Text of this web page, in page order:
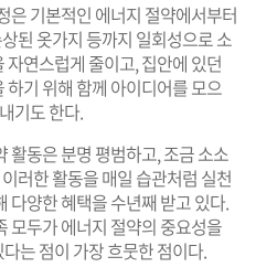
은 기본적인 에너지 절약에서부터
된 옷가지 등까지 일회성으로 소
연스럽게 줄이고, 집안에 있던
기 위해 함께 아이디어를 모으
기도 한다.
활동은 분명 평범하고, 조금 소소
러한 활동을 매일 습관처럼 실천
다양한 혜택을 수년째 받고 있다.
모두가 에너지 절약의 중요성을
는 점이 가장 흐뭇한 점이다.